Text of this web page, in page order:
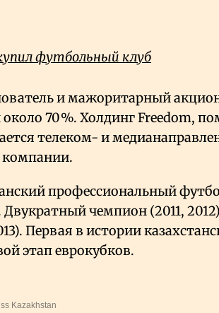
футбольный клуб
и мажоритарный
70 %. Холдинг Freedom,
телеком- и
компании.
профессиональный
Двукратный чемпион (2011,
Первая в истории
этап еврокубков.
Kazakhstan